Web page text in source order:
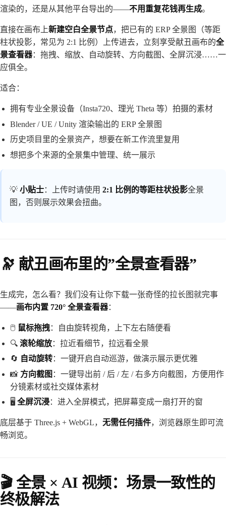
渲染的，还是从其他平台导出的——不用重复花钱再生成。
直接在画布上新建空白全景节点，把已有的 ERP 全景图（等距
柱状投影，常见为 2:1 比例）上传进去，立刻享受献丑画布的全
景查看器：拖拽、缩放、自动旋转、方向截图、全屏沉浸……一
应俱全。
适合：
拥有专业全景设备（Insta720、理光 Theta 等）拍摄的素材
Blender / UE / Unity 渲染输出的 ERP 全景图
历史项目里的全景资产，想要在新工作流里复用
想把多个来源的全景集中管理、统一展示
💡 小贴士：上传时请使用 2:1 比例的等距柱状投影全景
图，否则展示效果会扭曲。
🔭 献丑画布里的”全景查看器”
生成完，怎么看？我们没有让你下载一张奇怪的拉长图就完事
——画布内置 720° 全景查看器：
🖱️ 鼠标拖拽：自由旋转视角，上下左右随便看
🔍 滚轮缩放：拉近看细节，拉远看全景
🔄 自动旋转：一键开启自动巡游，做演示展示更优雅
📸 方向截图 ：一键导出前 / 后 / 左 / 右多方向截图，方便用作
分镜素材或社交媒体素材
🖥️ 全屏沉浸：进入全屏模式，把屏幕变成一扇打开的窗
底层基于 Three.js + WebGL， 无需任何插件，浏览器原生即可流
畅浏览。
🎬 全景 × AI 视频：场景一致性的
终极解法